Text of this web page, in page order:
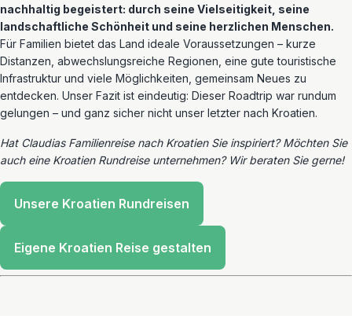
nachhaltig begeistert: durch seine Vielseitigkeit, seine
landschaftliche Schönheit und seine herzlichen Menschen.
Für Familien bietet das Land ideale Voraussetzungen – kurze
Distanzen, abwechslungsreiche Regionen, eine gute touristische
Infrastruktur und viele Möglichkeiten, gemeinsam Neues zu
entdecken. Unser Fazit ist eindeutig: Dieser Roadtrip war rundum
gelungen – und ganz sicher nicht unser letzter nach Kroatien.
Hat Claudias Familienreise nach Kroatien Sie inspiriert? Möchten Sie
auch eine Kroatien Rundreise unternehmen? Wir beraten Sie gerne!
Unsere Kroatien Rundreisen
Eigene Kroatien Reise gestalten